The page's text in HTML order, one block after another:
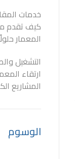
خدمات
كيف تقدم
المعمار
التشغيل
ارتقاء
المشاريع
الوسوم